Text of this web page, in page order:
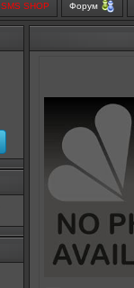
SMS SHOP Форум